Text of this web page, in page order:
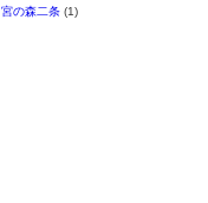
宮の森二条(1)